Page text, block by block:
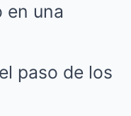
en una
paso de los